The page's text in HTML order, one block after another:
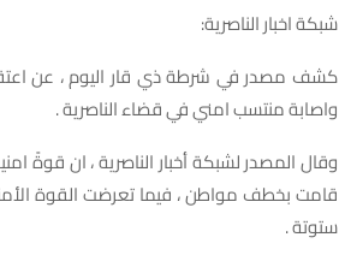
شبكة اخبار الناصرية:
كشف مصدر في شرطة ذي قار اليوم ، عن
واصابة منتسب امني في قضاء الناصرية .
وقال المصدر لشبكة أخبار الناصرية ، ان قوةً
قامت بخطف مواطن ، فيما تعرضت القوة
ستوتة .